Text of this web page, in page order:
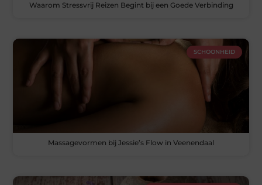
Waarom Stressvrij Reizen Begint bij een Goede Verbinding
SCHOONHEID
Massagevormen bij Jessie’s Flow in Veenendaal